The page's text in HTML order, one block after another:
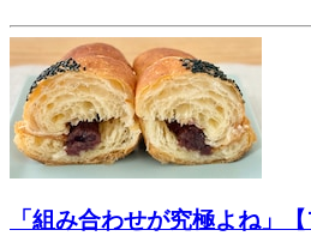
「組み合わせが究極よね」